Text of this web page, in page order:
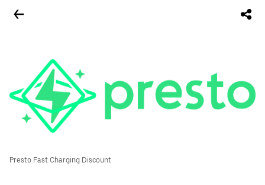
Presto Fast Charging Discount